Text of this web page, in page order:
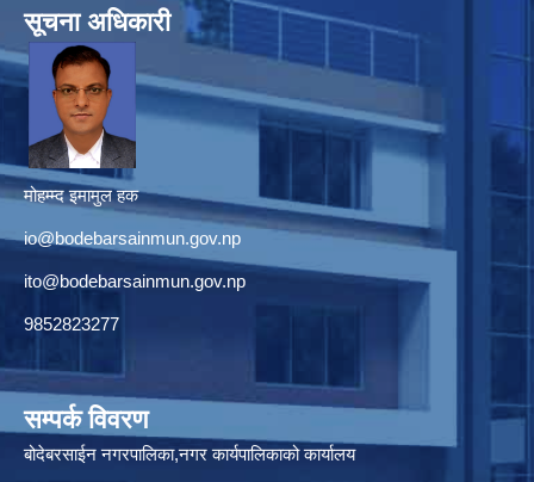
सूचना अधिकारी
मोहम्म्द इमामुल हक
io@bodebarsainmun.gov.np
ito@bodebarsainmun.gov.np
9852823277
सम्पर्क विवरण
बोदेबरसाईन नगरपालिका,नगर कार्यपालिकाको कार्यालय